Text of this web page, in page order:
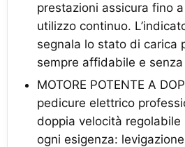
prestazioni assicura fino
utilizzo continuo.
segnala lo stato di carica
sempre affidabile e
MOTORE POTENTE A
pedicure elettrico
doppia velocità
ogni esigenza: